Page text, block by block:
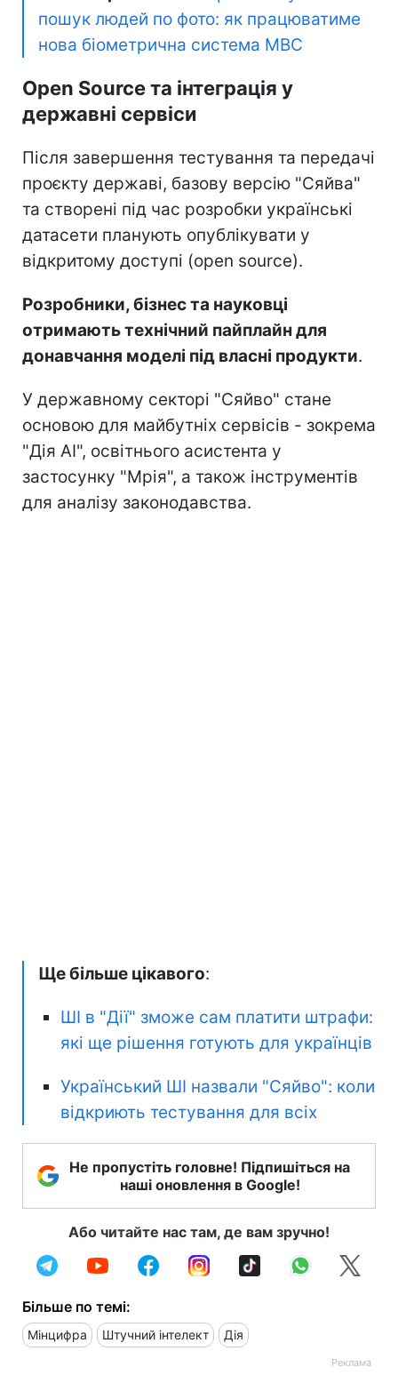
пошук людей по фото: як працюватиме
нова біометрична система МВС
Open Source та інтеграція у
державні сервіси
Після завершення тестування та передачі
проєкту державі, базову версію "Сяйва"
та створені під час розробки українські
датасети планують опублікувати у
відкритому доступі (open source).
Розробники, бізнес та науковці
отримають технічний пайплайн для
донавчання моделі під власні продукти.
У державному секторі "Сяйво" стане
основою для майбутніх сервісів - зокрема
"Дія AI", освітнього асистента у
застосунку "Мрія", а також інструментів
для аналізу законодавства.
Ще більше цікавого:
ШІ в "Дії" зможе сам платити штрафи:
які ще рішення готують для українців
Український ШІ назвали "Сяйво": коли
відкриють тестування для всіх
Не пропустіть головне! Підпишіться на
наші оновлення в Google!
Або читайте нас там, де вам зручно!
Більше по темі:
Мінцифра Штучний інтелект Дія